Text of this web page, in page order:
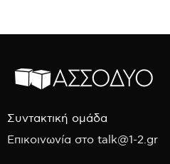
Συντακτική ομάδα
Επικοινωνία στο talk@1-2.gr